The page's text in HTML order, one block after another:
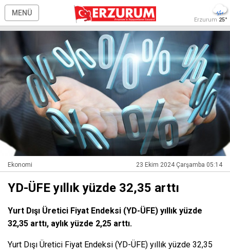
MENÜ
Erzurum 25°
Ekonomi 23 Ekim 2024 Çarşamba 05:14
YD-ÜFE yıllık yüzde 32,35 arttı
Yurt Dışı Üretici Fiyat Endeksi (YD-ÜFE) yıllık yüzde
32,35 arttı, aylık yüzde 2,25 arttı.
Yurt Dışı Üretici Fiyat Endeksi (YD-ÜFE) yıllık yüzde 32,35